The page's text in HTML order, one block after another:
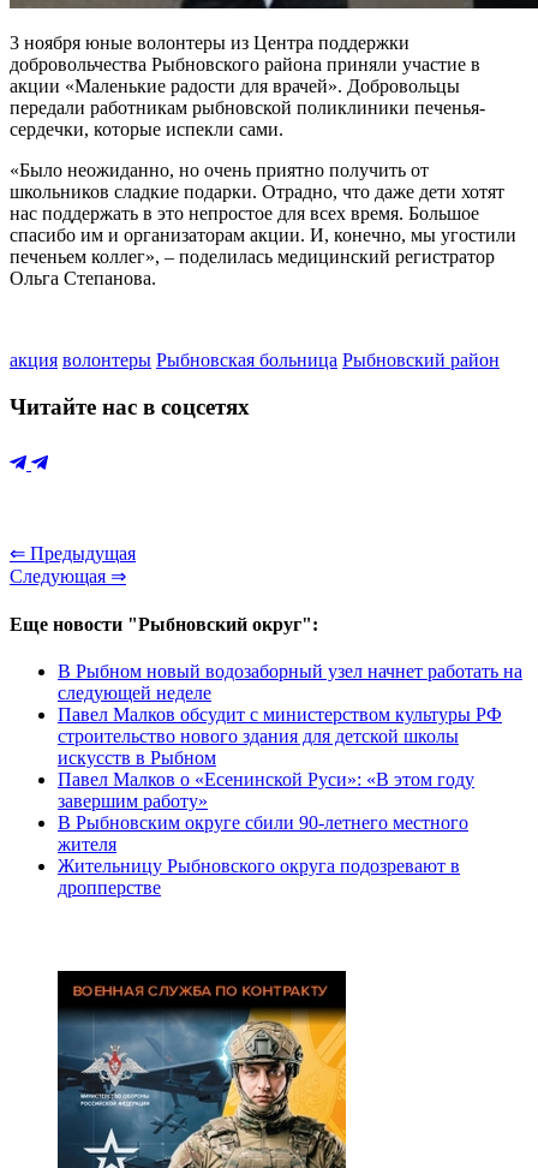
3 ноября юные волонтеры из Центра поддержки
добровольчества Рыбновского района приняли участие в
акции «Маленькие радости для врачей». Добровольцы
передали работникам рыбновской поликлиники печенья-
сердечки, которые испекли сами.
«Было неожиданно, но очень приятно получить от
школьников сладкие подарки. Отрадно, что даже дети хотят
нас поддержать в это непростое для всех время. Большое
спасибо им и организаторам акции. И, конечно, мы угостили
печеньем коллег», – поделилась медицинский регистратор
Ольга Степанова.
акция волонтеры Рыбновская больница Рыбновский район
Читайте нас в соцсетях
⇐ Предыдущая
Следующая ⇒
Еще новости "Рыбновский округ":
В Рыбном новый водозаборный узел начнет работать на
следующей неделе
Павел Малков обсудит с министерством культуры РФ
строительство нового здания для детской школы
искусств в Рыбном
Павел Малков о «Есенинской Руси»: «В этом году
завершим работу»
В Рыбновским округе сбили 90-летнего местного
жителя
Жительницу Рыбновского округа подозревают в
дропперстве